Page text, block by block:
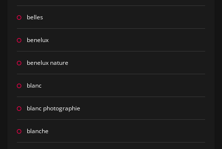
belles
benelux
benelux nature
blanc
blanc photographie
blanche